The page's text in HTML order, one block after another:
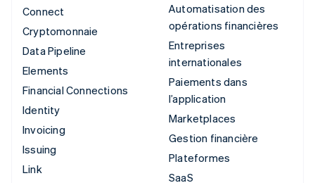
Connect
Cryptomonnaie
Data Pipeline
Elements
Financial Connections
Identity
Invoicing
Issuing
Link
Automatisation des
opérations financières
Entreprises
internationales
Paiements dans
l’application
Marketplaces
Gestion financière
Plateformes
SaaS